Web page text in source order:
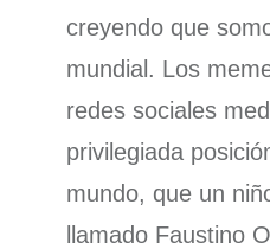
creyendo que
mundial. Los
redes sociales
privilegiada
mundo, que un
llamado Faustino